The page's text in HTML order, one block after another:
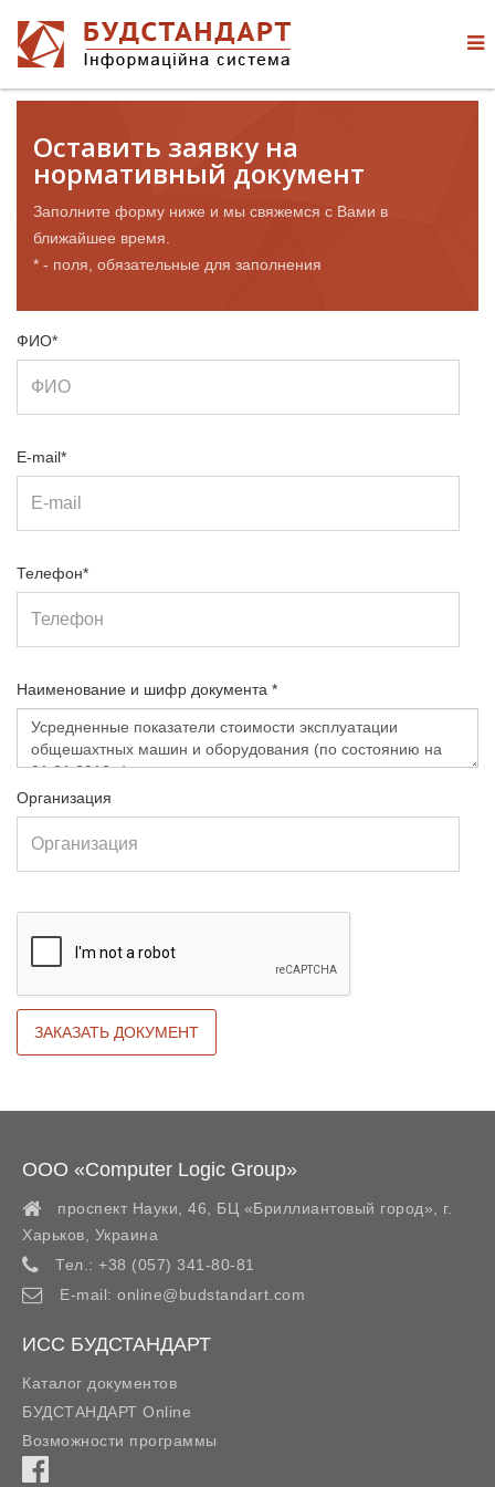
Оставить заявку на
нормативный документ
Заполните форму ниже и мы свяжемся с Вами в
ближайшее время.
* - поля, обязательные для заполнения
ФИО*
E-mail*
Телефон*
Наименование и шифр документа *
Организация
ООО «Computer Logic Group»
проспект Науки, 46, БЦ «Бриллиантовый город»,
г.
Харьков
Украина
Тел.: +38 (057) 341-80-81
E-mail: online@budstandart.com
ИСС БУДСТАНДАРТ
Каталог документов
БУДСТАНДАРТ Online
Возможности программы